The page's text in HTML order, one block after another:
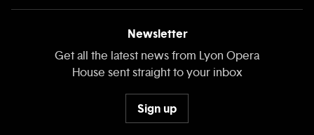
Newsletter
Get all the latest news from Lyon Opera
House sent straight to your inbox
Sign up